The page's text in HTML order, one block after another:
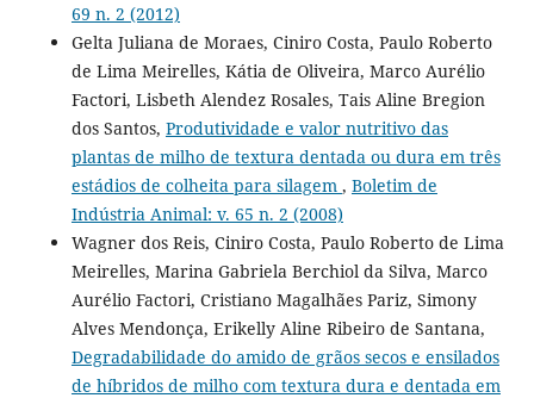
69 n. 2 (2012)
Gelta Juliana de Moraes, Ciniro Costa, Paulo Roberto
de Lima Meirelles, Kátia de Oliveira, Marco Aurélio
Factori, Lisbeth Alendez Rosales, Tais Aline Bregion
dos Santos, Produtividade e valor nutritivo das
plantas de milho de textura dentada ou dura em três
estádios de colheita para silagem , Boletim de
Indústria Animal: v. 65 n. 2 (2008)
Wagner dos Reis, Ciniro Costa, Paulo Roberto de Lima
Meirelles, Marina Gabriela Berchiol da Silva, Marco
Aurélio Factori, Cristiano Magalhães Pariz, Simony
Alves Mendonça, Erikelly Aline Ribeiro de Santana,
Degradabilidade do amido de grãos secos e ensilados
de híbridos de milho com textura dura e dentada em